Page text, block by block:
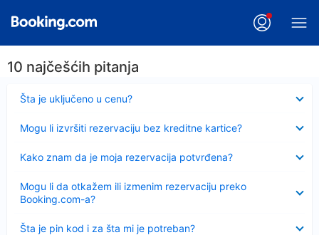
10 najčešćih pitanja
Šta je uključeno u cenu?
Sažeto
Mogu li izvršiti rezervaciju bez kreditne kartice?
Kako znam da je moja rezervacija potvrđena?
Mogu li da otkažem ili izmenim rezervaciju preko
Booking.com-a?
Šta je pin kod i za šta mi je potreban?
Sažeto